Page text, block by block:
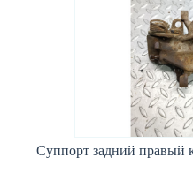
Суппорт задний правый